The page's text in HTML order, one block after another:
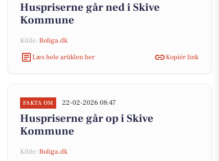
Huspriserne går ned i Skive
Kommune
Kilde: Boliga.dk
Læs hele artiklen her
Kopiér link
FAKTA OM 22-02-2026 08:47
Huspriserne går op i Skive
Kommune
Kilde: Boliga.dk